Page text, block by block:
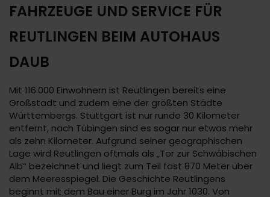
FAHRZEUGE UND SERVICE FÜR
REUTLINGEN BEIM AUTOHAUS
DAUB
Mit 116.000 Einwohnern ist Reutlingen bereits eine
Großstadt und zudem eine der größten Städte
Württembergs. Stuttgart ist nur runde 30 Kilometer
entfernt, nach Tübingen sind es sogar nur etwas mehr
als zehn Kilometer. Aufgrund seiner geographischen
Lage wird Reutlingen oftmals als „Tor zur Schwäbischen
Alb“ bezeichnet und liegt zum Teil fast 870 Meter über
dem Meeresspiegel. Die Geschichte Reutlingens
beginnt mit dem Bau einer Burg im Jahr 1030. Von